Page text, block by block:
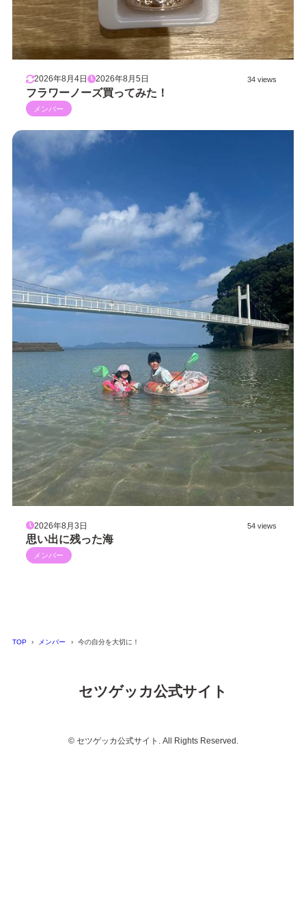
2026年8月4日 2026年8月5日 34 views
フラワーノーズ買ってみた！
メンバー
2026年8月3日 54 views
思い出に残った海
メンバー
TOP メンバー 今の自分を大切に！
セツゲッカ公式サイト
© セツゲッカ公式サイト. All Rights Reserved.